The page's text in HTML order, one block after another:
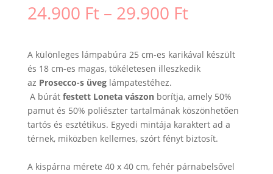
24.900 Ft – 29.900 Ft
24.900 Ft
29.900 Ft
A különleges lámpabúra 25 cm-es karikával készült
és 18 cm-es magas, tökéletesen illeszkedik
az Prosecco-s üveg lámpatestéhez.
A búrát festett Loneta vászonborítja, amely 50%
pamut és 50% poliészter tartalmának köszönhetően
tartós és esztétikus. Egyedi mintája karaktert ad a
térnek, miközben kellemes, szórt fényt biztosít.
A kispárna mérete 40 x 40 cm, fehér párnabelsővel